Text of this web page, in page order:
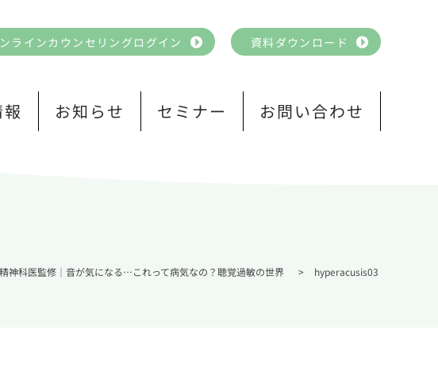
ラインカウンセリングログイン 資料ダウンロード
お知らせ セミナー お問い合わせ
精神科医監修｜音が気になる…これって病気なの？聴覚過敏の世界 > hyperacusis03